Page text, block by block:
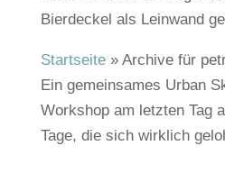
Bierdeckel als Leinwand
Startseite» Archive für
Ein gemeinsames Urban
Workshop am letzten Tag
Tage, die sich wirklich